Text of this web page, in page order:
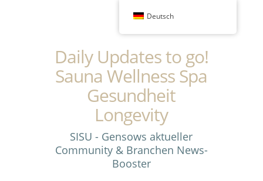
Daily Updates to go!
Sauna Wellness Spa
Gesundheit
Longevity
SISU - Gensows aktueller
Community & Branchen News-
Booster
Deutsch